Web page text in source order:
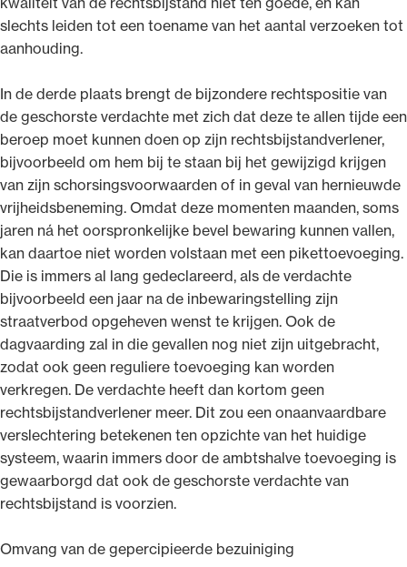
slechts leiden tot een toename van het aantal verzoeken tot
aanhouding.
In de derde plaats brengt de bijzondere rechtspositie van
de geschorste verdachte met zich dat deze te allen tijde een
beroep moet kunnen doen op zijn rechtsbijstandverlener,
bijvoorbeeld om hem bij te staan bij het gewijzigd krijgen
van zijn schorsingsvoorwaarden of in geval van hernieuwde
vrijheidsbeneming. Omdat deze momenten maanden, soms
jaren ná het oorspronkelijke bevel bewaring kunnen vallen,
kan daartoe niet worden volstaan met een pikettoevoeging.
Die is immers al lang gedeclareerd, als de verdachte
bijvoorbeeld een jaar na de inbewaringstelling zijn
straatverbod opgeheven wenst te krijgen. Ook de
dagvaarding zal in die gevallen nog niet zijn uitgebracht,
zodat ook geen reguliere toevoeging kan worden
verkregen. De verdachte heeft dan kortom geen
rechtsbijstandverlener meer. Dit zou een onaanvaardbare
verslechtering betekenen ten opzichte van het huidige
systeem, waarin immers door de ambtshalve toevoeging is
gewaarborgd dat ook de geschorste verdachte van
rechtsbijstand is voorzien.
Omvang van de gepercipieerde bezuiniging